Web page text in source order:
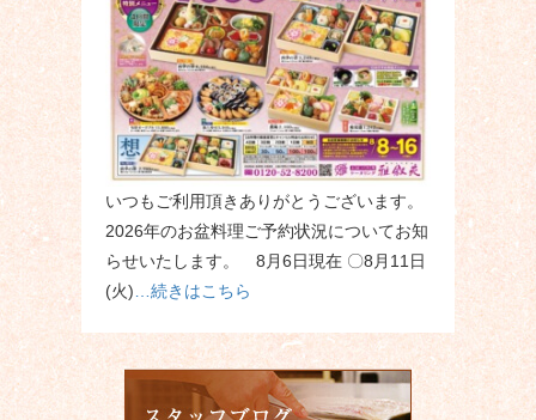
いつもご利用頂きありがとうございます。
2026年のお盆料理ご予約状況についてお知
らせいたします。 8月6日現在 〇8月11日
(火) …続きはこちら